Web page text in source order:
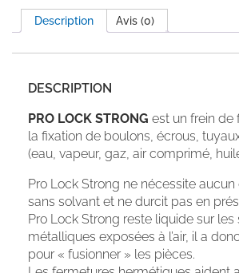
Description Avis (0)
DESCRIPTION
PRO LOCK STRONG est un frein
la fixation de boulons, écrous,
(eau, vapeur, gaz, air comprimé,
Pro Lock Strong ne nécessite aucun
sans solvant et ne durcit pas en
Pro Lock Strong reste liquide sur les
métalliques exposées à l’air, il a
pour « fusionner » les pièces.